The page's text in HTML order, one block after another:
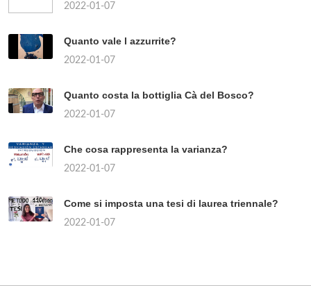
2022-01-07
Quanto vale l azzurrite?
2022-01-07
Quanto costa la bottiglia Cà del Bosco?
2022-01-07
Che cosa rappresenta la varianza?
2022-01-07
Come si imposta una tesi di laurea triennale?
2022-01-07